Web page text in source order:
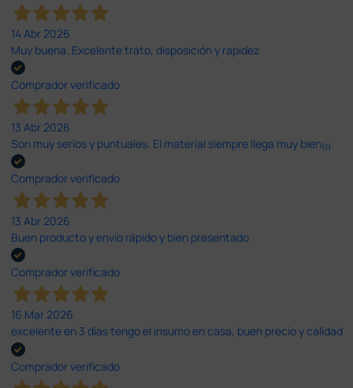
14 Abr 2026
Muy buena. Excelente trato, disposición y rapidez
Comprador verificado
13 Abr 2026
Son muy serios y puntuales. El material siempre llega muy bien¡¡¡
Comprador verificado
13 Abr 2026
Buen producto y envío rápido y bien presentado
Comprador verificado
16 Mar 2026
excelente en 3 días tengo el insumo en casa, buen precio y calidad
Comprador verificado